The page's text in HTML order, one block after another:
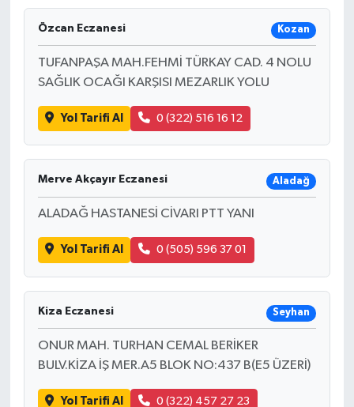
Özcan Eczanesi Kozan
TUFANPAŞA MAH.FEHMİ TÜRKAY CAD. 4 NOLU
SAĞLIK OCAĞI KARŞISI MEZARLIK YOLU
Yol Tarifi Al 0 (322) 516 16 12
Merve Akçayır Eczanesi Aladağ
ALADAĞ HASTANESİ CİVARI PTT YANI
Yol Tarifi Al 0 (505) 596 37 01
Kiza Eczanesi Seyhan
ONUR MAH. TURHAN CEMAL BERİKER
BULV.KİZA İŞ MER.A5 BLOK NO:437 B(E5 ÜZERİ)
Yol Tarifi Al 0 (322) 457 27 23